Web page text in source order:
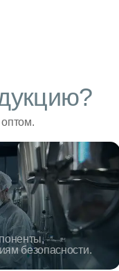
безопасности.